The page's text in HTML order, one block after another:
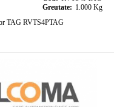
Greutate: 1.000 Kg
TAG RVTS4PTAG